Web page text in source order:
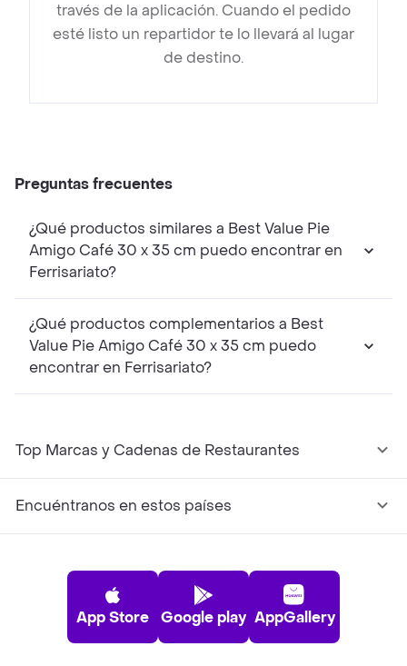
través de la aplicación. Cuando el pedido
esté listo un repartidor te lo llevará al lugar
de destino.
Preguntas frecuentes
¿Qué productos similares a Best Value Pie
Amigo Café 30 x 35 cm puedo encontrar en
Ferrisariato?
¿Qué productos complementarios a Best
Value Pie Amigo Café 30 x 35 cm puedo
encontrar en Ferrisariato?
Top Marcas y Cadenas de Restaurantes
Encuéntranos en estos países
App Store Google play AppGallery